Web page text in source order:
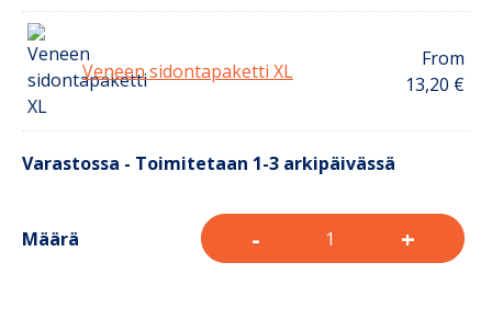
Veneen sidontapaketti XL
From
13,20 €
Varastossa - Toimitetaan 1-3 arkipäivässä
Määrä - +